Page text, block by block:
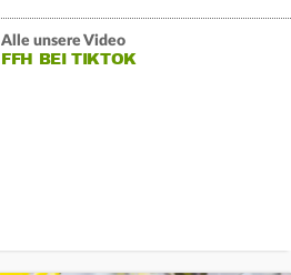
Alle unsere Video
FFH BEI TIKTOK